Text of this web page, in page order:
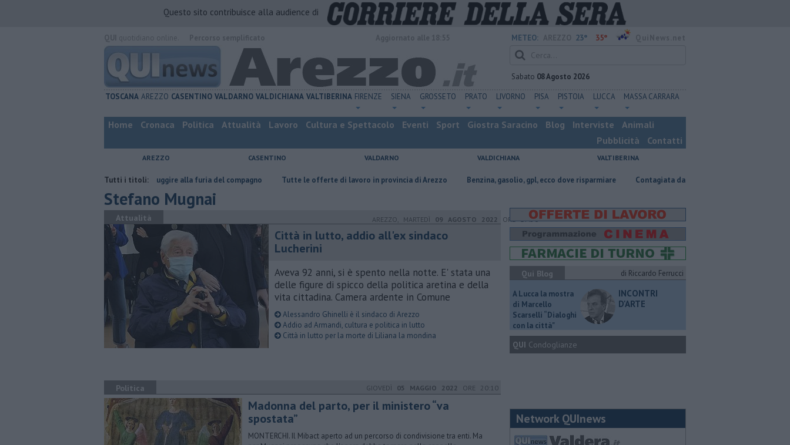
Questo sito contribuisce alla audience di
METEO: 23° 35°
Sabato 08 Agosto 2026
TOSCANA AREZZO CASENTINO VALDARNO VALDICHIANA VALTIBERINA FIRENZE SIENA GROSSETO PRATO LIVORNO PISA PISTOIA LUCCA MASSA CARRARA
Home Cronaca Politica Attualità Lavoro Cultura e Spettacolo Eventi Sport Giostra Saracino Blog Interviste
Animali
Pubblicità
Contatti
AREZZO CASENTINO VALDARNO VALDICHIANA VALTIBERINA
Tutti i titoli:
Nascosta in un bar per sfuggire alla furia del compagno ​Tutte le offerte di lavoro in provincia di Arezzo ​Benzina, gasolio, gpl, ecco dove risparmiare Contagiata da legionella, non ce l'ha fatta
Stefano Mugnai
Attualità AREZZO, MARTEDÌ 09 AGOSTO 2022 ORE 17:50
Città in lutto, addio all'ex sindaco
Lucherini
Aveva 92 anni, si è spento nella notte. E' stata una
delle figure di spicco della politica aretina e della
vita cittadina. Camera ardente in Comune
Alessandro Ghinelli è il sindaco di Arezzo
Addio ad Armandi, cultura e politica in lutto
Città in lutto per la morte di Liliana la mondina
Politica GIOVEDÌ 05 MAGGIO 2022 ORE 20:10
Madonna del parto, per il ministero “va
spostata”
MONTERCHI. Il Mibact aperto ad un percorso di condivisione tra enti. Ma
Qui Blog di Riccardo Ferrucci
A Lucca la mostra
di Marcello
Scarselli “Dialoghi
con la città"
INCONTRI
D'ARTE
QUI Condoglianze
Network QUInews